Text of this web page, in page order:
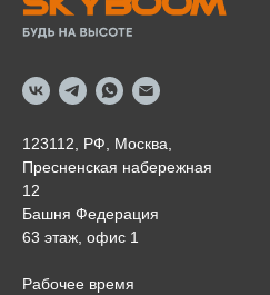
123112, РФ, Москва,
Пресненская набережная
12
Башня Федерация
63 этаж, офис 1
Рабочее время